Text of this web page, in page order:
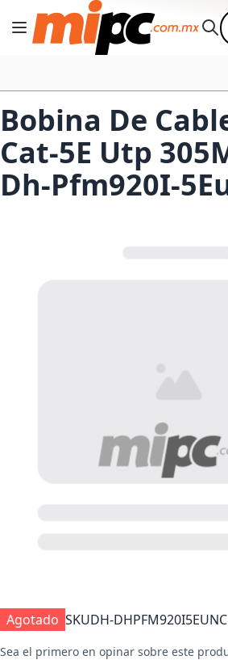
Cambiar Nav
Bobina De
Cat-5E Utp
Dh-Pfm920I-
Agotado SKUDH-DHPFM920I5EUNC
Sea el primero en opinar sobre este